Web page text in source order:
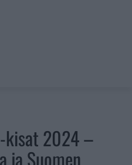
kisat 2024 –
ja Suomen